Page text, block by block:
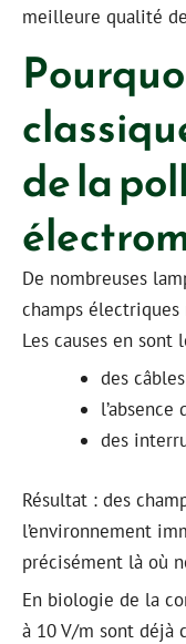
meilleure qualité
de la
De nombreuses
champs électriques
Les causes en sont
des
des
Résultat : des
l’environnement
précisément là où
En biologie de la
à 10 V/m sont déjà